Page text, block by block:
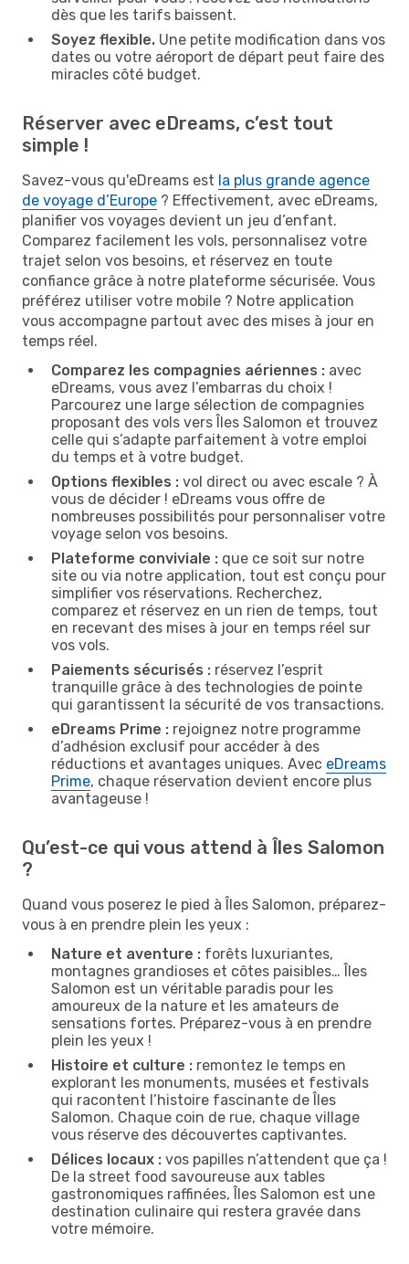
dès que les tarifs baissent.
Soyez flexible. Une petite modification dans vos
dates ou votre aéroport de départ peut faire des
miracles côté budget.
Réserver avec eDreams, c’est tout
simple !
Savez-vous qu'eDreams est la plus grande agence
de voyage d’Europe ? Effectivement, avec eDreams,
planifier vos voyages devient un jeu d’enfant.
Comparez facilement les vols, personnalisez votre
trajet selon vos besoins, et réservez en toute
confiance grâce à notre plateforme sécurisée. Vous
préférez utiliser votre mobile ? Notre application
vous accompagne partout avec des mises à jour en
temps réel.
Comparez les compagnies aériennes : avec
eDreams, vous avez l’embarras du choix !
Parcourez une large sélection de compagnies
proposant des vols vers Îles Salomon et trouvez
celle qui s’adapte parfaitement à votre emploi
du temps et à votre budget.
Options flexibles : vol direct ou avec escale ? À
vous de décider ! eDreams vous offre de
nombreuses possibilités pour personnaliser votre
voyage selon vos besoins.
Plateforme conviviale : que ce soit sur notre
site ou via notre application, tout est conçu pour
simplifier vos réservations. Recherchez,
comparez et réservez en un rien de temps, tout
en recevant des mises à jour en temps réel sur
vos vols.
Paiements sécurisés : réservez l’esprit
tranquille grâce à des technologies de pointe
qui garantissent la sécurité de vos transactions.
eDreams Prime : rejoignez notre programme
d’adhésion exclusif pour accéder à des
réductions et avantages uniques. Avec eDreams
Prime, chaque réservation devient encore plus
avantageuse !
Qu’est-ce qui vous attend à Îles Salomon
?
Quand vous poserez le pied à Îles Salomon, préparez-
vous à en prendre plein les yeux :
Nature et aventure : forêts luxuriantes,
montagnes grandioses et côtes paisibles… Îles
Salomon est un véritable paradis pour les
amoureux de la nature et les amateurs de
sensations fortes. Préparez-vous à en prendre
plein les yeux !
Histoire et culture : remontez le temps en
explorant les monuments, musées et festivals
qui racontent l’histoire fascinante de Îles
Salomon. Chaque coin de rue, chaque village
vous réserve des découvertes captivantes.
Délices locaux : vos papilles n’attendent que ça !
De la street food savoureuse aux tables
gastronomiques raffinées, Îles Salomon est une
destination culinaire qui restera gravée dans
votre mémoire.